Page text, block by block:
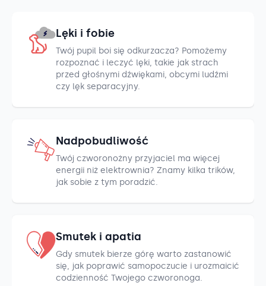
Lęki i fobie
Twój pupil boi się odkurzacza? Pomożemy
rozpoznać i leczyć lęki, takie jak strach
przed głośnymi dźwiękami, obcymi ludźmi
czy lęk separacyjny.
Nadpobudliwość
Twój czworonożny przyjaciel ma więcej
energii niż elektrownia? Znamy kilka trików,
jak sobie z tym poradzić.
Smutek i apatia
Gdy smutek bierze górę warto zastanowić
się, jak poprawić samopoczucie i urozmaicić
codzienność Twojego czworonoga.